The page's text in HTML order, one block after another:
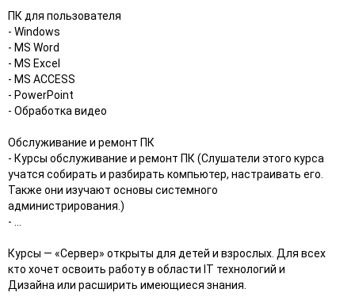
ПК для пользователя
- Windows
- MS Word
- MS Excel
- MS ACCESS
- PowerPoint
- Обработка видео
Обслуживание и ремонт ПК
- Курсы обслуживание и ремонт ПК (Слушатели этого курса
учатся собирать и разбирать компьютер, настраивать его.
Также они изучают основы системного
администрирования.)
- ...
Курсы — «Сервер» открыты для детей и взрослых. Для всех
кто хочет освоить работу в области IT технологий и
Дизайна или расширить имеющиеся знания.